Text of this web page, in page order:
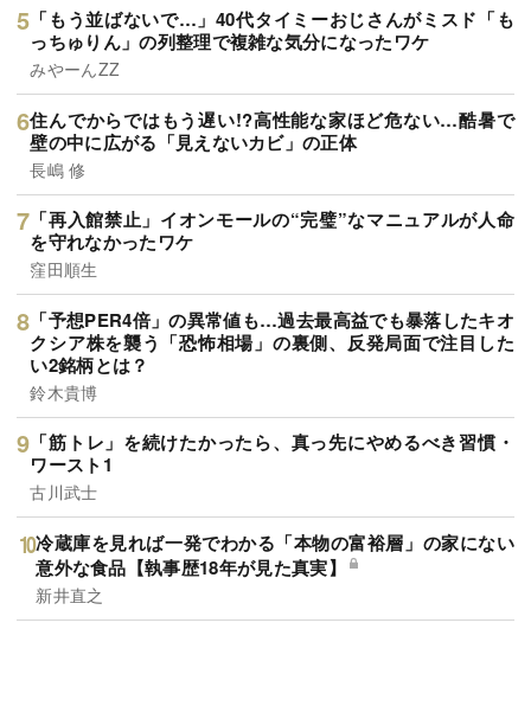
「もう並ばないで…」40代タイミーおじさんがミスド「も
っちゅりん」の列整理で複雑な気分になったワケ
みやーんZZ
住んでからではもう遅い!?高性能な家ほど危ない…酷暑で
壁の中に広がる「見えないカビ」の正体
長嶋 修
「再入館禁止」イオンモールの“完璧”なマニュアルが人命
を守れなかったワケ
窪田順生
「予想PER4倍」の異常値も…過去最高益でも暴落したキオ
クシア株を襲う「恐怖相場」の裏側、反発局面で注目した
い2銘柄とは？
鈴木貴博
「筋トレ」を続けたかったら、真っ先にやめるべき習慣・
ワースト1
古川武士
冷蔵庫を見れば一発でわかる「本物の富裕層」の家にない
意外な食品【執事歴18年が見た真実】
新井直之